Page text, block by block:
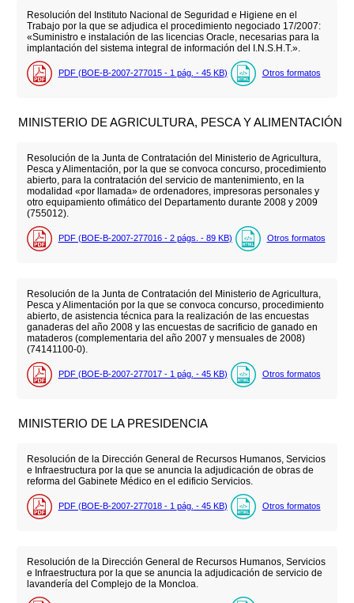
Resolución del Instituto Nacional de Seguridad e Higiene en el
Trabajo por la que se adjudica el procedimiento negociado 17/2007:
«Suministro e instalación de las licencias Oracle, necesarias para la
implantación del sistema integral de información del I.N.S.H.T.».
PDF (BOE-B-2007-277015 - 1 pág. - 45 KB) Otros formatos
MINISTERIO DE AGRICULTURA, PESCA Y ALIMENTACIÓN
Resolución de la Junta de Contratación del Ministerio de Agricultura,
Pesca y Alimentación, por la que se convoca concurso, procedimiento
abierto, para la contratación del servicio de mantenimiento, en la
modalidad «por llamada» de ordenadores, impresoras personales y
otro equipamiento ofimático del Departamento durante 2008 y 2009
(755012).
PDF (BOE-B-2007-277016 - 2 págs. - 89 KB) Otros formatos
Resolución de la Junta de Contratación del Ministerio de Agricultura,
Pesca y Alimentación por la que se convoca concurso, procedimiento
abierto, de asistencia técnica para la realización de las encuestas
ganaderas del año 2008 y las encuestas de sacrificio de ganado en
mataderos (complementaria del año 2007 y mensuales de 2008)
(74141100-0).
PDF (BOE-B-2007-277017 - 1 pág. - 45 KB) Otros formatos
MINISTERIO DE LA PRESIDENCIA
Resolución de la Dirección General de Recursos Humanos, Servicios
e Infraestructura por la que se anuncia la adjudicación de obras de
reforma del Gabinete Médico en el edificio Servicios.
PDF (BOE-B-2007-277018 - 1 pág. - 45 KB) Otros formatos
Resolución de la Dirección General de Recursos Humanos, Servicios
e Infraestructura por la que se anuncia la adjudicación de servicio de
lavandería del Complejo de la Moncloa.